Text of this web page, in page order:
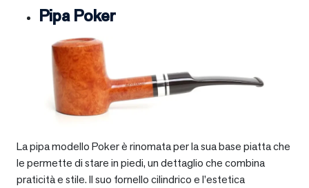
Pipa Poker
La pipa modello Poker è rinomata per la sua base piatta che
le permette di stare in piedi, un dettaglio che combina
praticità e stile. Il suo fornello cilindrico e l’estetica